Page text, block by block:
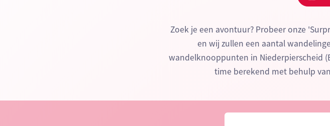
Zoek je een avontuur? Probeer onze
en wij zullen een aantal
wandelknooppunten in Niederpierscheid
time berekend met behulp